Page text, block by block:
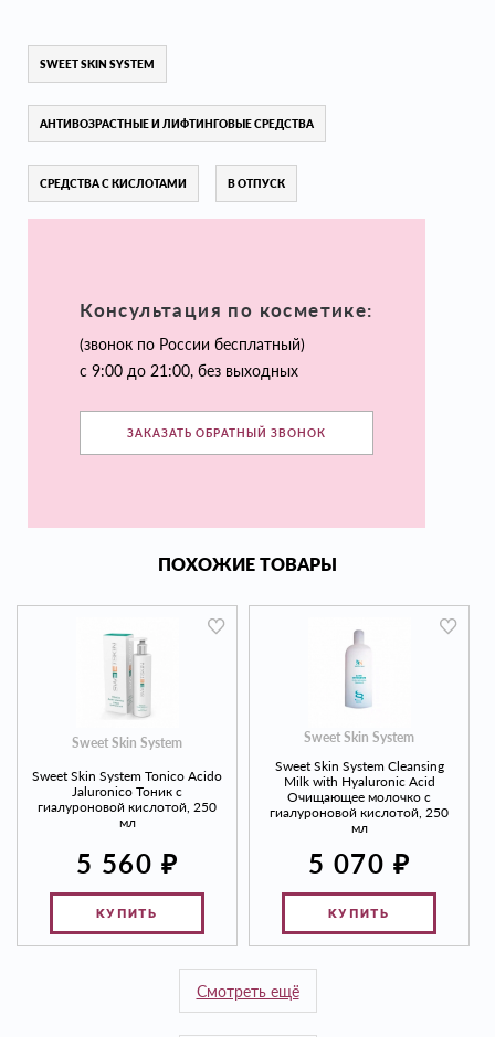
SWEET SKIN SYSTEM
АНТИВОЗРАСТНЫЕ И ЛИФТИНГОВЫЕ СРЕДСТВА
СРЕДСТВА С КИСЛОТАМИ В ОТПУСК
Консультация по косметике:
(звонок по России бесплатный)
с 9:00 до 21:00, без выходных
ЗАКАЗАТЬ ОБРАТНЫЙ ЗВОНОК
ПОХОЖИЕ ТОВАРЫ
Sweet Skin System
Sweet Skin System Tonico Acido
Jaluronico Тоник с
гиалуроновой кислотой, 250
мл
5 560 ₽
КУПИТЬ
Sweet Skin System
Sweet Skin System Cleansing
Milk with Hyaluronic Acid
Очищающее молочко с
гиалуроновой кислотой, 250
мл
5 070 ₽
КУПИТЬ
Смотреть ещё